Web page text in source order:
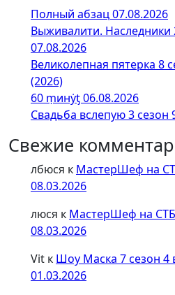
Полный абзац 07.08.2026
Выживалити. Наследники
07.08.2026
Великолепная пятерка 8
(2026)
60 ṃинẏƫ 06.08.2026
Свадьба вслепую 3 сезон
Свежие
лбюся к МастерШеф на
08.03.2026
люся к МастерШеф на СТБ
08.03.2026
Vit к Шоу Маска 7 сезон 4
01.03.2026